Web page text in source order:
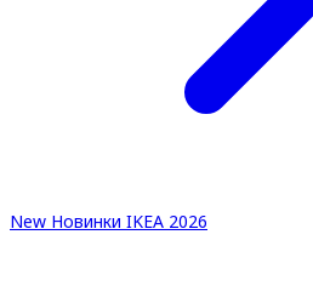
New Новинки IKEA 2026